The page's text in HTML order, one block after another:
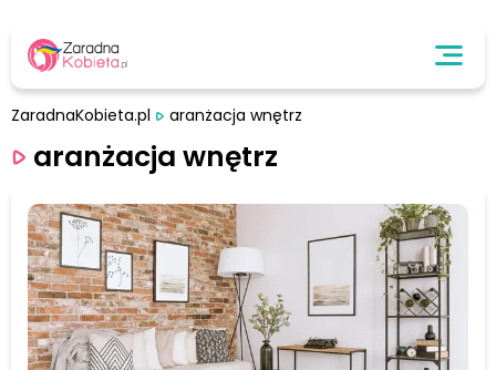
ZaradnaKobieta.pl aranżacja wnętrz
aranżacja wnętrz